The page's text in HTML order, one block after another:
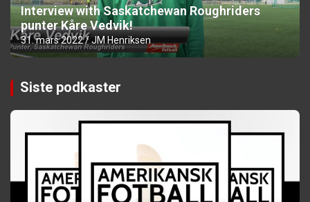
Interview with Saskatchewan Roughriders
punter Kåre Vedvik!
31. mars 2022 JM Henriksen
Siste podkaster